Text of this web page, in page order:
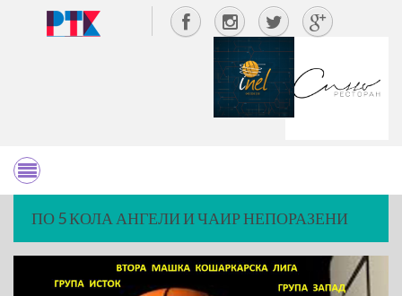
ПО 5 КОЛА АНГЕЛИ И ЧАИР НЕПОРАЗЕНИ